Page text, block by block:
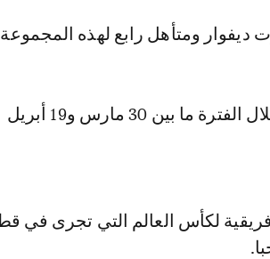
ديفوار ومتأهل رابع لهذه
وسيحتضن المغرب هذه البطولة، خلال الفترة ما بين 30 مارس و19 أبريل